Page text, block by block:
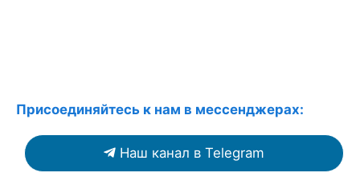
Присоединяйтесь к нам в мессенджерах:
Наш канал в Telegram